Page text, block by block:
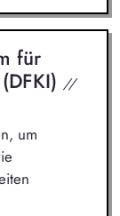
für
//
um